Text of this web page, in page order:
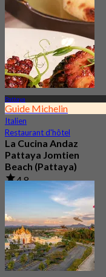
De
฿ 795
Pattaya
Guide Michelin
Italien
Restaurant d'hôtel
La Cucina Andaz
Pattaya Jomtien
Beach (Pattaya)
4.8
329 Réservé
De฿ 895